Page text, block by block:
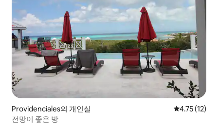
Providenciales의 개인실 평점 4.75점
4.75 (12)
전망이 좋은 방